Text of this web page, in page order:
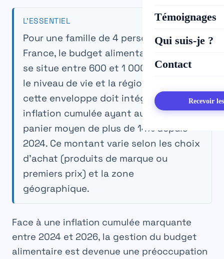
Témoignages
Qui suis-je ?
Contact
Recevoir
L’ESSENTIEL
Pour une famille de 4 personnes en
France, le budget alimentaire mensuel
se situe entre 600 et 1 000 euros selon
le niveau de vie et la région. En 2026,
cette enveloppe doit intégrer une
inflation cumulée ayant augmenté le
panier moyen de plus de 14% depuis
2024. Ce montant varie selon les choix
d'achat (produits de marque ou
premiers prix) et la zone
géographique.
Face à une inflation cumulée marquante
entre 2024 et 2026, la gestion du budget
alimentaire est devenue une préoccupation